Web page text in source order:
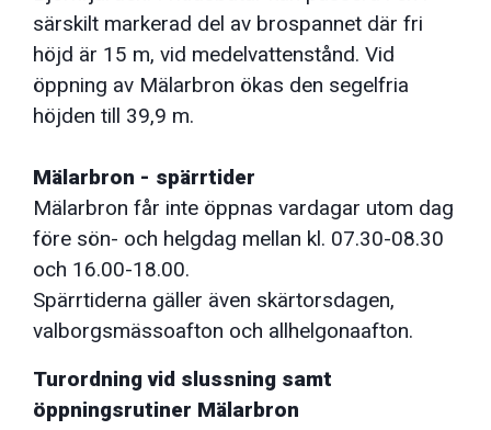
särskilt markerad del av brospannet där fri
höjd är 15 m, vid medelvattenstånd. Vid
öppning av Mälarbron ökas den segelfria
höjden till 39,9 m.
Mälarbron - spärrtider
Mälarbron får inte öppnas vardagar utom dag
före sön- och helgdag mellan kl. 07.30-08.30
och 16.00-18.00.
Spärrtiderna gäller även skärtorsdagen,
valborgsmässoafton och allhelgonaafton.
Turordning vid slussning samt
öppningsrutiner Mälarbron